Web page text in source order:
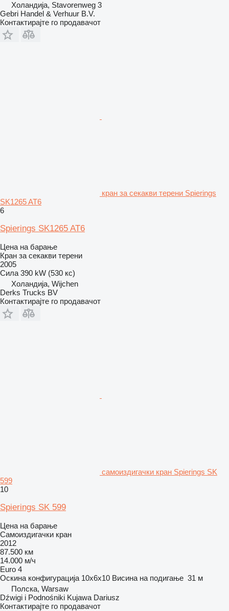
Холандија, Stavorenweg 3
Gebri Handel & Verhuur B.V.
Контактирајте го продавачот
кран за секакви терени Spierings
SK1265 AT6
6
Spierings SK1265 AT6
Цена на барање
Кран за секакви терени
2005
Сила 390 kW (530 кс)
Холандија, Wijchen
Derks Trucks BV
Контактирајте го продавачот
самоиздигачки кран Spierings SK
599
10
Spierings SK 599
Цена на барање
Самоиздигачки кран
2012
87.500 км
14.000 м/ч
Euro 4
Оскина конфигурација 10x6x10 Висина на подигање 31 м
Полска, Warsaw
Dźwigi i Podnośniki Kujawa Dariusz
Контактирајте го продавачот